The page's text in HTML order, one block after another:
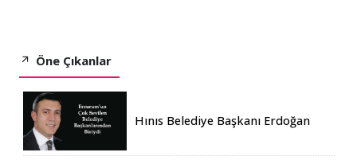
Öne Çıkanlar
Hınıs Belediye Başkanı Erdoğan